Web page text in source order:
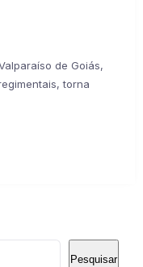
de Goiás,
torna
Pesquisar